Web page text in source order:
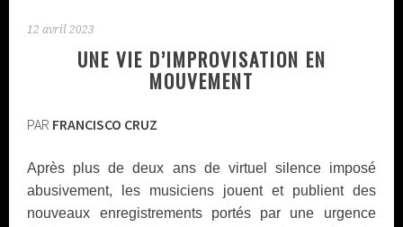
12 avril 2023
UNE VIE D’IMPROVISATION EN
MOUVEMENT
PAR FRANCISCO CRUZ
Après plus de deux ans de virtuel silence imposé
abusivement, les musiciens jouent et publient des
nouveaux enregistrements portés par une urgence